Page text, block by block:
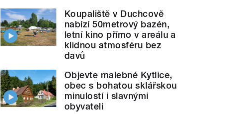
Koupaliště v Duchcově
nabízí 50metrový bazén,
letní kino přímo v areálu a
klidnou atmosféru bez
davů
Objevte malebné Kytlice,
obec s bohatou sklářskou
minulostí i slavnými
obyvateli